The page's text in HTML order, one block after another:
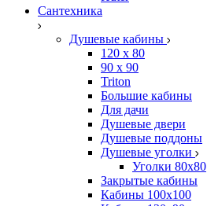
Сантехника
Душевые кабины
120 x 80
90 х 90
Triton
Большие кабины
Для дачи
Душевые двери
Душевые поддоны
Душевые уголки
Уголки 80х80
Закрытые кабины
Кабины 100x100